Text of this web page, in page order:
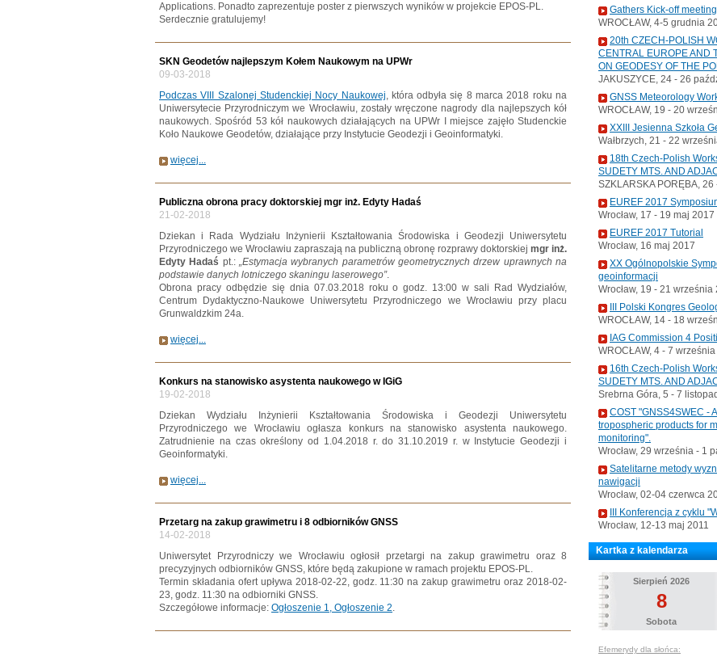
Applications. Ponadto zaprezentuje poster z pierwszych wyników w projekcie EPOS-PL.
Serdecznie gratulujemy!
SKN Geodetów najlepszym Kołem Naukowym na UPWr
09-03-2018
Podczas VIII Szalonej Studenckiej Nocy Naukowej, która odbyła się 8 marca 2018 roku na
Uniwersytecie Przyrodniczym we Wrocławiu, zostały wręczone nagrody dla najlepszych kół
naukowych. Spośród 53 kół naukowych działających na UPWr I miejsce zajęło Studenckie
Koło Naukowe Geodetów, działające przy Instytucie Geodezji i Geoinformatyki.
więcej...
Publiczna obrona pracy doktorskiej mgr inż. Edyty Hadaś
21-02-2018
Dziekan i Rada Wydziału Inżynierii Kształtowania Środowiska i Geodezji Uniwersytetu
Przyrodniczego we Wrocławiu zapraszają na publiczną obronę rozprawy doktorskiej mgr inż.
Edyty Hadaś pt.:„Estymacja wybranych parametrów geometrycznych drzew uprawnych na
podstawie danych lotniczego skaningu laserowego”.
Obrona pracy odbędzie się dnia 07.03.2018 roku o godz. 13:00 w sali Rad Wydziałów,
Centrum Dydaktyczno-Naukowe Uniwersytetu Przyrodniczego we Wrocławiu przy placu
Grunwaldzkim 24a.
więcej...
Konkurs na stanowisko asystenta naukowego w IGiG
19-02-2018
Dziekan Wydziału Inżynierii Kształtowania Środowiska i Geodezji Uniwersytetu
Przyrodniczego we Wrocławiu ogłasza konkurs na stanowisko asystenta naukowego.
Zatrudnienie na czas określony od 1.04.2018 r. do 31.10.2019 r. w Instytucie Geodezji i
Geoinformatyki.
więcej...
Przetarg na zakup grawimetru i 8 odbiorników GNSS
14-02-2018
Uniwersytet Przyrodniczy we Wrocławiu ogłosił przetargi na zakup grawimetru oraz 8
precyzyjnych odbiorników GNSS, które będą zakupione w ramach projektu EPOS-PL.
Termin składania ofert upływa 2018-02-22, godz. 11:30 na zakup grawimetru oraz 2018-02-
23, godz. 11:30 na odbiorniki GNSS.
Szczegółowe informacje: Ogłoszenie 1, Ogłoszenie 2.
Gathers Kick-off meeting
WROCŁAW, 4-5 grudnia
20th CZECH-POLISH
CENTRAL EUROPE AND
ON GEODESY OF THE
JAKUSZYCE, 24 - 26
GNSS Meteorology
WROCŁAW, 19 - 20
XXIII Jesienna Szkoła
Wałbrzych, 21 - 22
18th Czech-Polish
SUDETY MTS. AND
SZKLARSKA PORĘBA,
EUREF 2017
Wrocław, 17 - 19 maj 2017
EUREF 2017 Tutorial
Wrocław, 16 maj 2017
XX Ogólnopolskie
geoinformacji
Wrocław, 19 - 21 września
III Polski Kongres
WROCŁAW, 14 - 18
IAG Commission 4
WROCŁAW, 4 - 7
16th Czech-Polish
SUDETY MTS. AND
Srebrna Góra, 5 - 7
COST "GNSS4SWEC -
tropospheric products for
monitoring".
Wrocław, 29 września - 1
Satelitarne metody
nawigacji
Wrocław, 02-04 czerwca
III Konferencja z cyklu
Wrocław, 12-13 maj 2011
Kartka z kalendarza
Sierpień 2026
8
Sobota
Efemerydy dla słońca: